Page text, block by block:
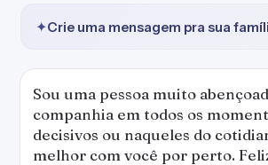
✦Crie uma mensagem pra sua
Sou uma pessoa muito
companhia em todos os
decisivos ou naqueles do
melhor com você por perto.